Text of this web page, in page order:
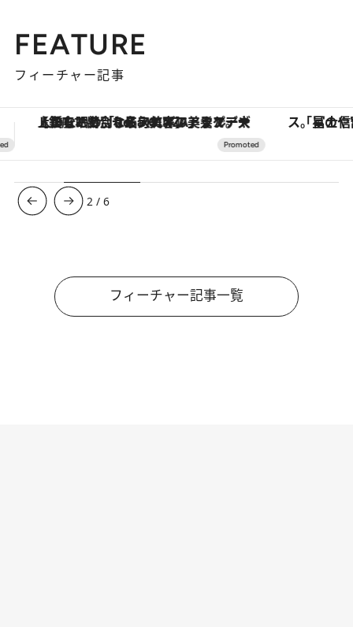
FEATURE
フィーチャー記事
「星のや富士」でデジタルデトックス。冨士信仰の歴史を辿り、心身を調える。 ヴァシュロン・コンスタンタ
3 /6
フィーチャー記事一覧